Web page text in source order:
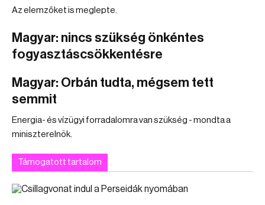
Az elemzőket is meglepte.
Magyar: nincs szükség önkéntes
fogyasztáscsökkentésre
Magyar: Orbán tudta, mégsem tett
semmit
Energia- és vízügyi forradalomra van szükség - mondta a
miniszterelnök.
Támogatott tartalom